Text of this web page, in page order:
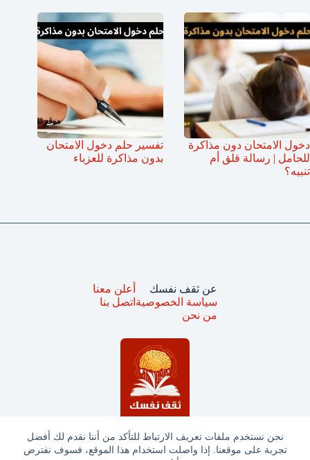
نحن نستخدم ملفات تعريف الارتباط للتأكد من أننا نقدم لك أفضل
تجربة على موقعنا. إذا واصلت استخدام هذا الموقع، فسوف نفترض
دخول الامتحان دون مذاكرة
للحامل | رسالة قلق أم
تنبيه؟
تفسير حلم دخول الامتحان
بدون مذاكرة للعزباء
عن ثقف نفسك
سياسة الخصوصية
من نحن
أعلن معنا
اتصل بنا